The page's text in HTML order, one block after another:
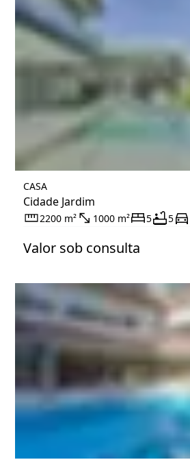
CASA
Cidade Jardim
2200 m² 1000 m² 5 5
Valor sob consulta